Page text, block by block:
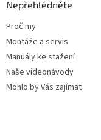
Nepřehlédněte
Proč my
Montáže a servis
Manuály ke stažení
Naše videonávody
Mohlo by Vás zajímat